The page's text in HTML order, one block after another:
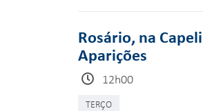
Rosário, na
Aparições
12h00
TERÇO